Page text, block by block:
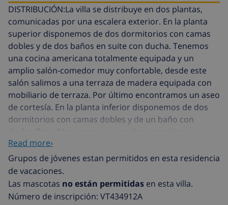
DISTRIBUCIÓN:La villa se distribuye en dos plantas,
comunicadas por una escalera exterior. En la planta
superior disponemos de dos dormitorios con camas
dobles y de dos baños en suite con ducha. Tenemos
una cocina americana totalmente equipada y un
amplio salón-comedor muy confortable, desde este
salón salimos a una terraza de madera equipada con
mobiliario de terraza. Por último encontramos un aseo
de cortesía. En la planta inferior disponemos de dos
dormitorios con camas dobles y de un baño con
comedor. EXTERIOR: Este chalet tiene una parcela con
un cuidado jardín, con diversos arboles y plantas.
Posee una gran terraza con piscina donde
refrescarnos y tumbonas donde tomar el sol. Tenemos
una zona de barbacoa de obra amueblada. UBICACIÓN:
Read more›
Grupos de jóvenes estan permitidos en esta residencia
de vacaciones.
Las mascotas no están permitidas en esta villa.
Número de inscripción: VT434912A